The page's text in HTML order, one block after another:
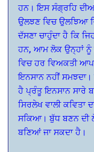
ਹਨ। ਇਸ ਸੰਗ੍ਰਹਿ ਦੀਆਂ
ਉਲਝਣ ਵਿਚ ਉਲਝਿਆ
ਦੱਸਣਾ ਚਾਹੁੰਦਾ ਹੈ ਕਿ
ਹਨ, ਆਮ ਲੋਕ ਉਨ੍ਹਾਂ ਨੂੰ
ਵਿਚ ਹਰ ਵਿਅਕਤੀ
ਇਨਸਾਨ ਨਹੀਂ
ਹੈ ਪ੍ਰੰਤੂ ਇਨਸਾਨ ਸਾਰੇ
ਸਿਰਲੇਖ ਵਾਲੀ ਕਵਿਤਾ
ਸਕਿਆ। ਬੁੱਧ ਬਣਨ ਦੀ
ਬਣਿਆਂ ਜਾ ਸਕਦਾ ਹੈ।